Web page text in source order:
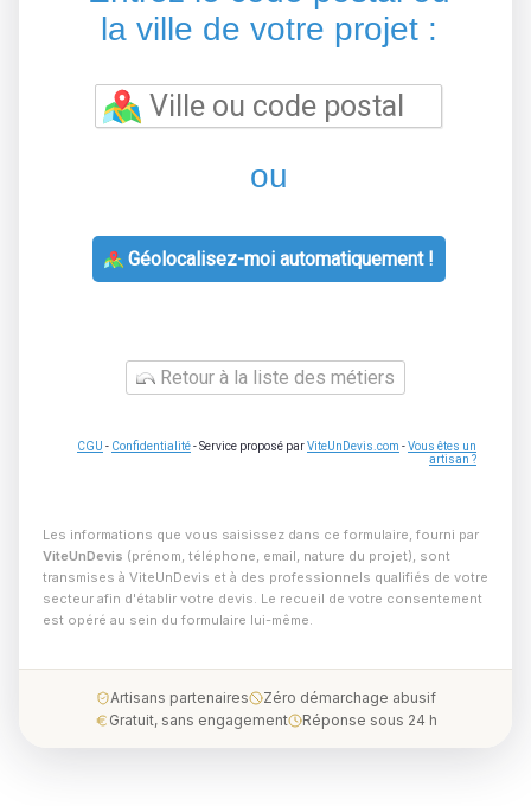
la ville de votre projet :
ou
Géolocalisez-moi automatiquement !
Retour à la liste des métiers
CGU - Confidentialité- Service proposé parViteUnDevis.com -Vous êtes un
artisan ?
Les informations que vous saisissez dans ce formulaire, fourni par
ViteUnDevis (prénom, téléphone, email, nature du projet), sont
transmises à ViteUnDevis et à des professionnels qualifiés de votre
secteur afin d'établir votre devis. Le recueil de votre consentement
est opéré au sein du formulaire lui-même.
Artisans partenaires
Zéro démarchage abusif
Gratuit, sans engagement
Réponse sous 24 h